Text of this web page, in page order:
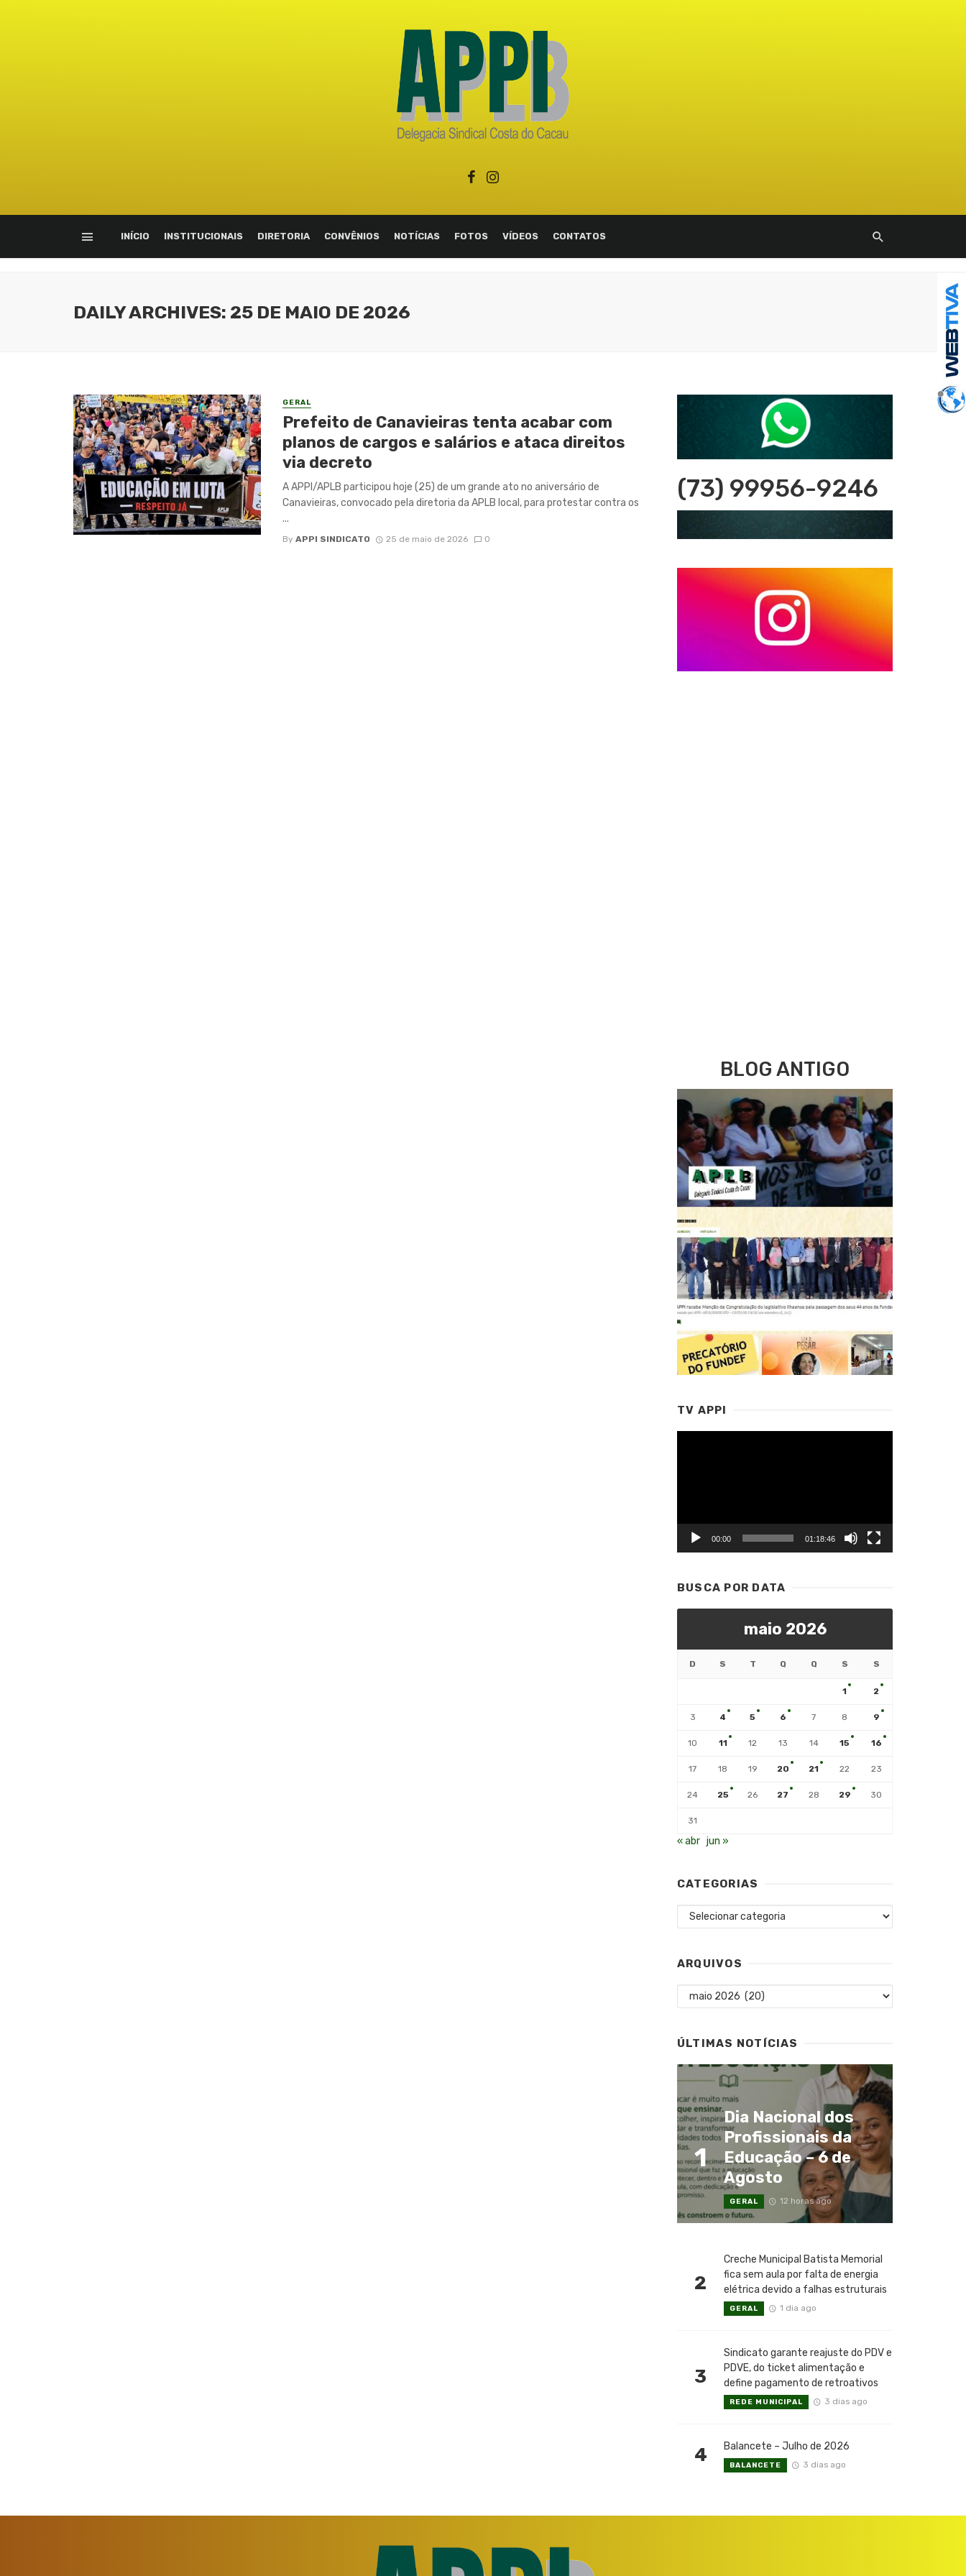
INÍCIO INSTITUCIONAIS DIRETORIA CONVÊNIOS NOTÍCIAS FOTOS VÍDEOS CONTATOS
DAILY ARCHIVES: 25 DE MAIO DE 2026
GERAL
Prefeito de Canavieiras tenta acabar com
planos de cargos e salários e ataca direitos
via decreto
A APPI/APLB participou hoje (25) de um grande ato no aniversário de
Canavieiras, convocado pela diretoria da APLB local, para protestar contra os
...
By APPI SINDICATO 25 de maio de 2026 0
(73) 99956-9246
BLOG ANTIGO
TV APPI
00:00 01:18:46
BUSCA POR DATA
maio 2026
D S T Q Q S S
1 2
3 4 5 6 7 8 9
10 11 12 13 14 15 16
17 18 19 20 21 22 23
24 25 26 27 28 29 30
31
« abr jun »
CATEGORIAS
Categorias
ARQUIVOS
Arquivos
ÚLTIMAS NOTÍCIAS
1
Dia Nacional dos
Profissionais da
Educação – 6 de
Agosto
GERAL 12 horas ago
2
Creche Municipal Batista Memorial
fica sem aula por falta de energia
elétrica devido a falhas estruturais
GERAL 1 dia ago
3
Sindicato garante reajuste do PDV e
PDVE, do ticket alimentação e
define pagamento de retroativos
REDE MUNICIPAL 3 dias ago
4 Balancete – Julho de 2026
BALANCETE 3 dias ago